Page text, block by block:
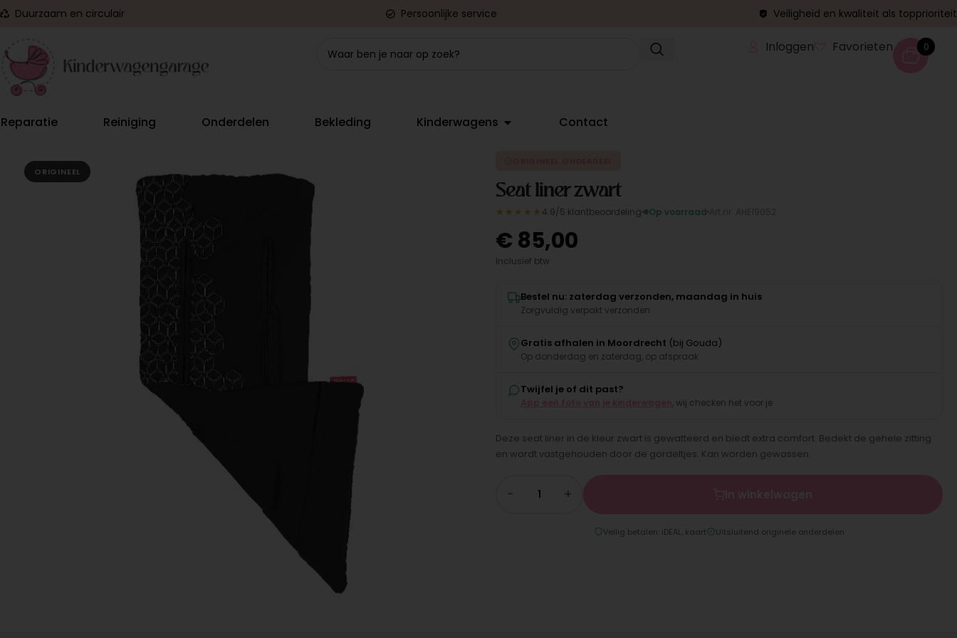
Duurzaam en circulair Persoonlijke service Veiligheid en kwaliteit als topprioriteit
Inloggen Favorieten 0
Reparatie Reiniging Onderdelen Bekleding Kinderwagens Contact
ORIGINEEL
Seat liner zwart
★★★★★ 4.9/5 klantbeoordeling Op voorraad
€ 85,00
Inclusief btw
Bestel nu: zaterdag verzonden, maandag in huis
Zorgvuldig verpakt verzonden
Gratis afhalen in Moordrecht (bij Gouda)
Op donderdag en zaterdag, op afspraak
Twijfel je of dit past?
, wij checken het voor je
Deze seat liner in de kleur zwart is gewatteerd en biedt extra comfort. Bedekt de gehele zitting
en wordt vastgehouden door de gordeltjes. Kan worden gewassen.
− +
Veilig betalen: iDEAL, kaart Uitsluitend originele onderdelen